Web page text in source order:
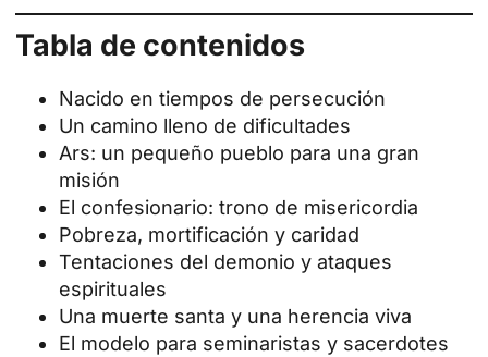
Tabla de contenidos
Nacido en tiempos de persecución
Un camino lleno de dificultades
Ars: un pequeño pueblo para una gran
misión
El confesionario: trono de misericordia
Pobreza, mortificación y caridad
Tentaciones del demonio y ataques
espirituales
Una muerte santa y una herencia viva
El modelo para seminaristas y sacerdotes